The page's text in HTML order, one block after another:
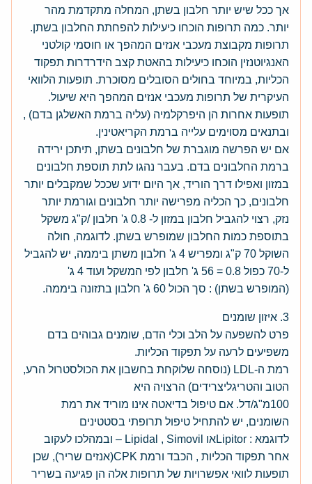
אך ככל שיש יותר חלבון בשתן, המחלה מתקדמת מהר
יותר. כמה תרופות הוכחו כיעילות להפחתת החלבון בשתן.
תרופות מקבוצת מעכבי אנזים המהפך או חוסמי קולטני
האנגיוטנזין הוכחו כיעילות בהאטת קצב הידרדרות תפקוד
הכליות, במיוחד בחולים הסובלים מסוכרת. תופעות הלוואי
העיקרית של תרופות מעכבי אנזים המהפך היא שיעול.
תופעות אחרות הן היפרקלמיה (עליה ברמת האשלגן בדם) ,
ובתנאים מסוימים עלייה ברמת הקריאטינין.
אם יש הפרשה מוגברת של חלבונים בשתן, תיתכן ירידה
ברמת החלבונים בדם. בעבר נהגו לתת תוספת חלבונים
במזון ואפילו דרך הוריד, אך היום ידוע שככל שמקבלים יותר
חלבונים, כך הכליה מפרישה יותר חלבונים וגורמת יותר
נזק, רצוי להגביל חלבון במזון ל- 0.8 ג' חלבון /ק"ג משקל
בתוספת כמות החלבון שמופרש בשתן. לדוגמה, חולה
השוקל 70 ק"ג ומפריש 4 ג' חלבון משתן ביממה, יש להגביל
ל-70 כפול 0.8 = 56 ג' חלבון לפי המשקל ועוד 4 ג'
(המופרש בשתן) : סך הכול 60 ג' חלבון בתזונה ביממה.
3. איזון שומנים
פרט להשפעה על הלב וכלי הדם, שומנים גבוהים בדם
משפיעים לרעה על תפקוד הכליות.
רמת ה-LDL (נוסחה שלוקחת בחשבון את הכולסטרול הרע,
הטוב והטריגליצרידים) הרצויה היא
100מ"ג/דל. אם טיפול בדיאטה אינו מוריד את רמת
השומנים, יש להתחיל טיפול תרופתי בסטטינים
לדוגמא : Lipitorאו Lipidal , Simovil – ובמהלכו לעקוב
אחר תפקוד הכליות , הכבד ורמת CPK(אנזים שריר), שכן
תופעות לוואי אפשרויות של תרופות אלה הן פגיעה בשריר